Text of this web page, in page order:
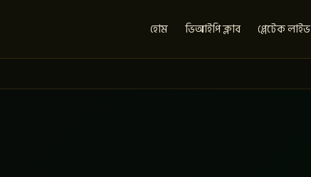
হোম ভিআইপি ক্লাব প্লেটেক লাইভ